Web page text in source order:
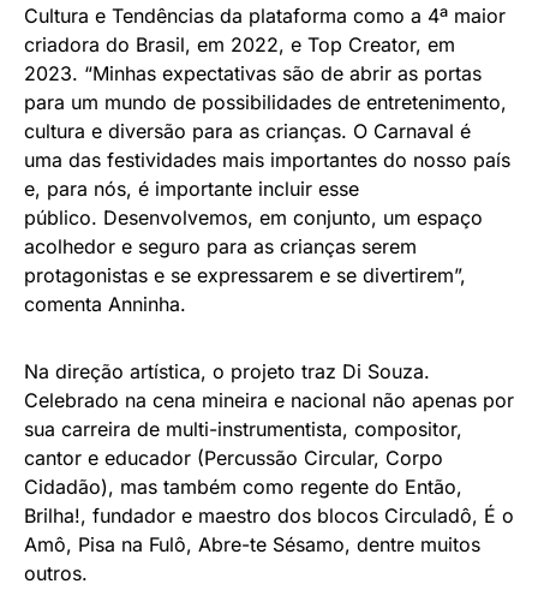
Cultura e Tendências da plataforma como a 4ª maior
criadora do Brasil, em 2022, e Top Creator, em
2023. “Minhas expectativas são de abrir as portas
para um mundo de possibilidades de entretenimento,
cultura e diversão para as crianças. O Carnaval é
uma das festividades mais importantes do nosso país
e, para nós, é importante incluir esse
público. Desenvolvemos, em conjunto, um espaço
acolhedor e seguro para as crianças serem
protagonistas e se expressarem e se divertirem”,
comenta Anninha.
Na direção artística, o projeto traz Di Souza.
Celebrado na cena mineira e nacional não apenas por
sua carreira de multi-instrumentista, compositor,
cantor e educador (Percussão Circular, Corpo
Cidadão), mas também como regente do Então,
Brilha!, fundador e maestro dos blocos Circuladô, É o
Amô, Pisa na Fulô, Abre-te Sésamo, dentre muitos
outros.